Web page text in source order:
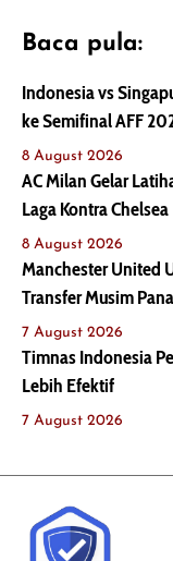
Baca pula:
Indonesia vs
ke Semifinal AFF
8 August 2026
AC Milan Gelar
Laga Kontra Chelsea
8 August 2026
Manchester United
Transfer Musim
7 August 2026
Timnas Indonesia
Lebih Efektif
7 August 2026